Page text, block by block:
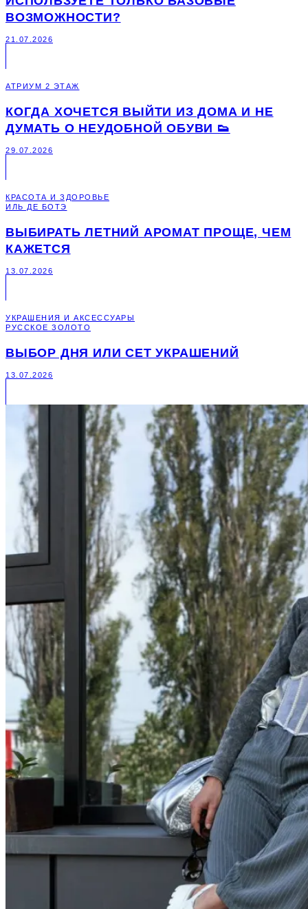
ВОЗМОЖНОСТИ?
21.07.2026
АТРИУМ 2 ЭТАЖ
КОГДА ХОЧЕТСЯ ВЫЙТИ ИЗ ДОМА И НЕ
ДУМАТЬ О НЕУДОБНОЙ ОБУВИ 👟
29.07.2026
КРАСОТА И ЗДОРОВЬЕ
ИЛЬ ДЕ БОТЭ
ВЫБИРАТЬ ЛЕТНИЙ АРОМАТ ПРОЩЕ, ЧЕМ
КАЖЕТСЯ
13.07.2026
УКРАШЕНИЯ И АКСЕССУАРЫ
РУССКОЕ ЗОЛОТО
ВЫБОР ДНЯ ИЛИ СЕТ УКРАШЕНИЙ
13.07.2026